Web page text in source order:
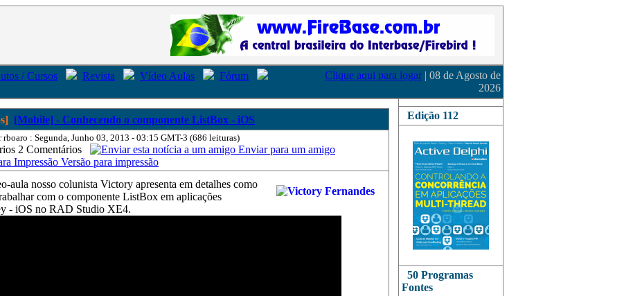
/ Cursos Revista Vídeo Aulas
Fórum
Clique aqui para logar | 08 de Agosto de
2026
[Mobile] - Conhecendo o componente ListBox - iOS
: Segunda, Junho 03, 2013 - 03:15 GMT-3 (686 leituras)
2 Comentários
Enviar para um amigo
Versão para impressão
aula nosso colunista Victory apresenta em detalhes como
com o componente ListBox em aplicações
- iOS no RAD Studio XE4.
Edição 112
50 Programas
Fontes